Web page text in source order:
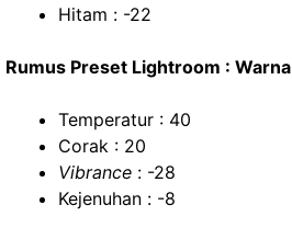
Hitam : -22
Rumus Preset Lightroom : Warna
Temperatur : 40
Corak : 20
Vibrance : -28
Kejenuhan : -8